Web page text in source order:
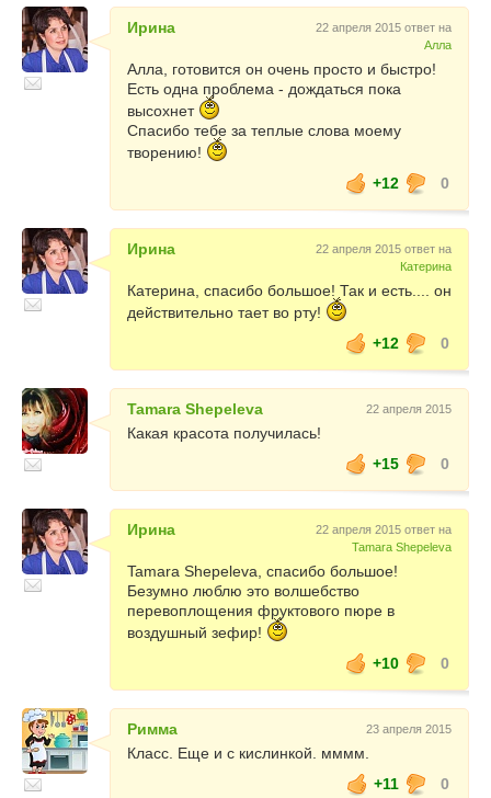
Ирина
22 апреля 2015 ответ на
Алла
Алла, готовится он очень просто и быстро!
Есть одна проблема - дождаться пока
высохнет
Спасибо тебе за теплые слова моему
творению!
+12
0
Ирина
22 апреля 2015 ответ на
Катерина
Катерина, спасибо большое! Так и есть.... он
действительно тает во рту!
+12
0
Tamara Shepeleva 22 апреля 2015
Какая красота получилась!
+15
0
Ирина
22 апреля 2015 ответ на
Tamara Shepeleva
Tamara Shepeleva, спасибо большое!
Безумно люблю это волшебство
перевоплощения фруктового пюре в
воздушный зефир!
+10
0
Римма 23 апреля 2015
Класс. Еще и с кислинкой. мммм.
+11
0